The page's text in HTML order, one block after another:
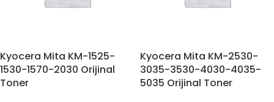
Kyocera Mita KM-1525-
1530-1570-2030 Orijinal
Toner
Kyocera Mita KM-2530-
3035-3530-4030-4035-
5035 Orijinal Toner